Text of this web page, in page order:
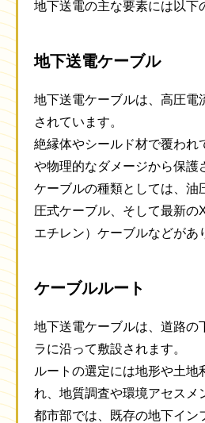
地下送電の主な要素には以下
地下送電ケーブル
地下送電ケーブルは、高圧電
されています。
絶縁体やシールド材で覆われ
や物理的なダメージから保護
ケーブルの種類としては、油
圧式ケーブル、そして最新の
エチレン）ケーブルなどがあ
ケーブルルート
地下送電ケーブルは、道路の
ラに沿って敷設されます。
ルートの選定には地形や土地
れ、地質調査や環境アセスメ
都市部では、既存の地下イン